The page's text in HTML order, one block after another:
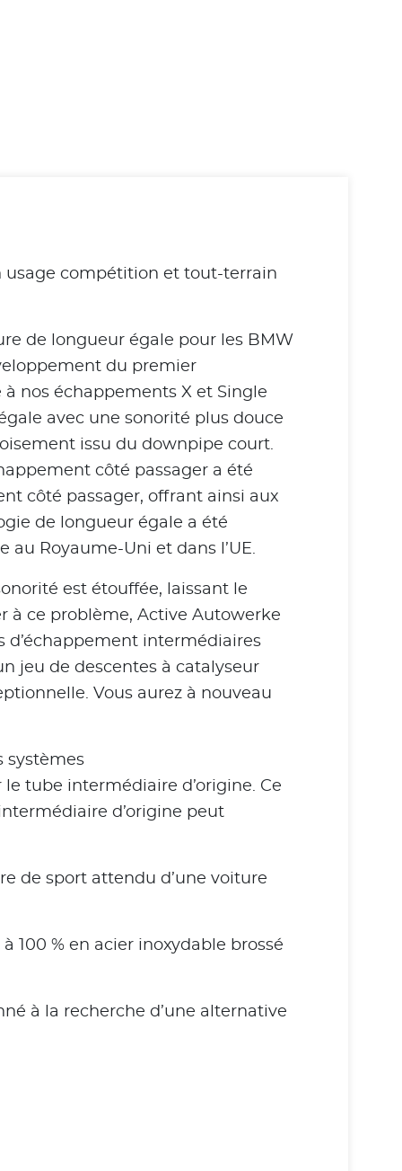
usage compétition et tout-terrain
de longueur égale pour les BMW
du premier
nos échappements X et Single
avec une sonorité plus douce
issu du downpipe court.
côté passager a été
côté passager, offrant ainsi aux
de longueur égale a été
au Royaume-Uni et dans l’UE.
est étouffée, laissant le
à ce problème, Active Autowerke
d’échappement intermédiaires
jeu de descentes à catalyseur
Vous aurez à nouveau
systèmes
tube intermédiaire d’origine. Ce
d’origine peut
de sport attendu d’une voiture
100 % en acier inoxydable brossé
à la recherche d’une alternative